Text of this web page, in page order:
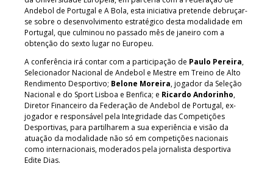
Andebol de Portugal e A Bola, esta iniciativa pretende debruçar-
se sobre o desenvolvimento estratégico desta modalidade em
Portugal, que culminou no passado mês de janeiro com a
obtenção do sexto lugar no Europeu.
A conferência irá contar com a participação de Paulo Pereira,
Selecionador Nacional de Andebol e Mestre em Treino de Alto
Rendimento Desportivo; Belone Moreira, jogador da Seleção
Nacional e do Sport Lisboa e Benfica; e Ricardo Andorinho,
Diretor Financeiro da Federação de Andebol de Portugal, ex-
jogador e responsável pela Integridade das Competições
Desportivas, para partilharem a sua experiência e visão da
atuação da modalidade não só em competições nacionais
como internacionais, moderados pela jornalista desportiva
Edite Dias.